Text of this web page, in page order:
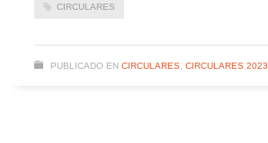
CIRCULARES
PUBLICADO EN CIRCULARES, CIRCULARES